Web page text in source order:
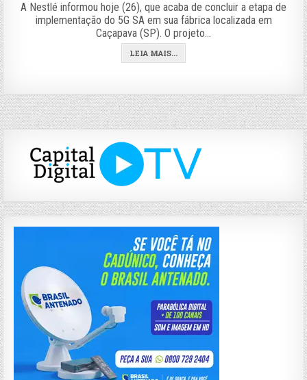
A Nestlé informou hoje (26), que acaba de concluir a etapa de
implementação do 5G SA em sua fábrica localizada em
Caçapava (SP). O projeto…
LEIA MAIS...